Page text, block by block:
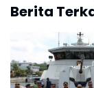
Berita